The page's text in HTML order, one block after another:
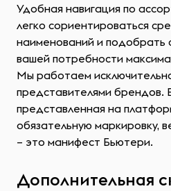
Удобная навигация по
легко сориентироваться
наименований и подобрать
вашей потребности
Мы работаем
представителями брендов.
представленная на
обязательную маркировку,
– это манифест Бьютери.
Дополнительная